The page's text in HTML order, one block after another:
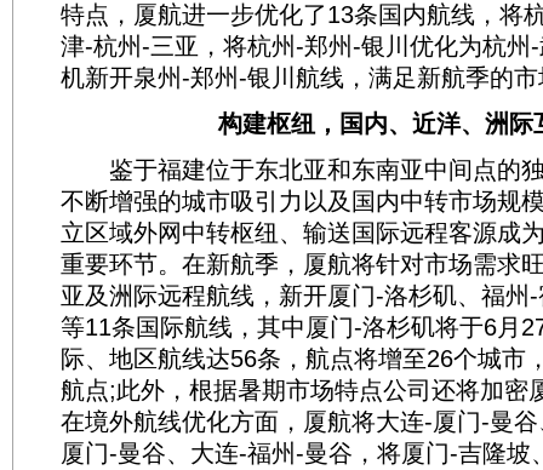
特点，厦航进一步优化了13条国内航线，将
津-杭州-三亚，将杭州-郑州-银川优化为杭州
机新开泉州-郑州-银川航线，满足新航季的
构建枢纽，国内、近洋、洲际
鉴于福建位于东北亚和东南亚中间点的
不断增强的城市吸引力以及国内中转市场规
立区域外网中转枢纽、输送国际远程客源成
重要环节。在新航季，厦航将针对市场需求
亚及洲际远程航线，新开厦门-洛杉矶、福州
等11条国际航线，其中厦门-洛杉矶将于6月
际、地区航线达56条，航点将增至26个城市
航点;此外，根据暑期市场特点公司还将加密
在境外航线优化方面，厦航将大连-厦门-曼
厦门-曼谷、大连-福州-曼谷，将厦门-吉隆坡